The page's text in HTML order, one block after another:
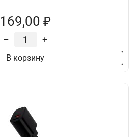
169,00 ₽
– +
В корзину